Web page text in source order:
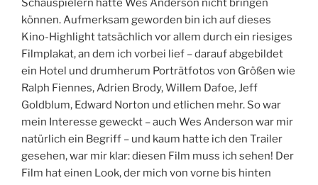
Schauspielern hätte Wes Anderson nicht bringen
können. Aufmerksam geworden bin ich auf dieses
Kino-Highlight tatsächlich vor allem durch ein riesiges
Filmplakat, an dem ich vorbei lief – darauf abgebildet
ein Hotel und drumherum Porträtfotos von Größen wie
Ralph Fiennes, Adrien Brody, Willem Dafoe, Jeff
Goldblum, Edward Norton und etlichen mehr. So war
mein Interesse geweckt – auch Wes Anderson war mir
natürlich ein Begriff – und kaum hatte ich den Trailer
gesehen, war mir klar: diesen Film muss ich sehen! Der
Film hat einen Look, der mich von vorne bis hinten